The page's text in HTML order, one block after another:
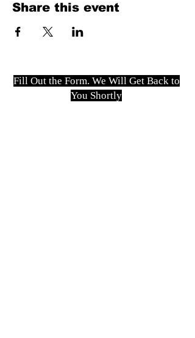
Share this event
Fill Out the Form. We Will Get Back to
You Shortly